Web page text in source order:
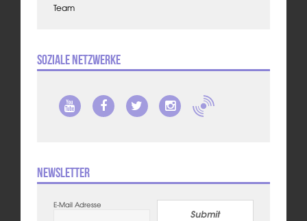
Team
Soziale Netzwerke
Newsletter
E-Mail Adresse
Submit